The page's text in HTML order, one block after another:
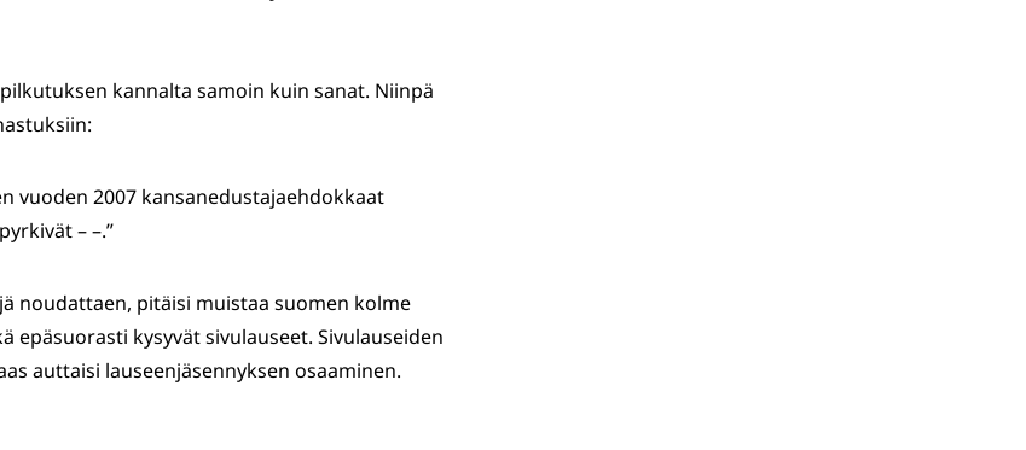
kannalta samoin kuin sanat. Niinpä
vuoden 2007 kansanedustajaehdokkaat
– –.”
noudattaen, pitäisi muistaa suomen kolme
epäsuorasti kysyvät sivulauseet. Sivulauseiden
auttaisi lauseenjäsennyksen osaaminen.